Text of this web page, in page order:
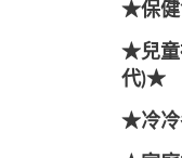
★保
★兒童
代)★
★冷冷